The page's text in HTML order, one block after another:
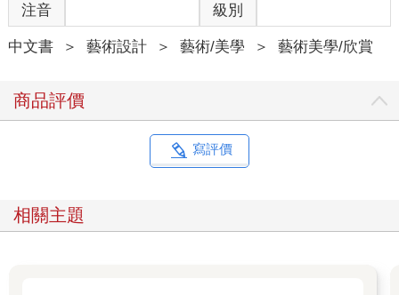
1990年代初期，蘇聯瓦解，拉脫維亞共和國獨立不久，有位名為
烏迪斯‧薩林斯（Uldis Zarins）的年輕人滿懷著理想與抱負，夢想
成為雕刻家。1994年，烏迪斯獲里加藝術專門學校錄取。他在專
天用黏土模仿製作古希臘頭像、半身像、全身像。模仿是很普遍
的觀念，經由仿製古代雕像，可幫助學生認識造形。經過短短半
有一天，烏迪斯想模仿著名雕刻家波留克列特斯（Polykleitos）
的亞馬遜女戰士的頭像，卻碰到一個問題：臉頰怎麼雕？臉頰顯
注音 級別
中文書 ＞ 藝術設計 ＞ 藝術/美學 ＞ 藝術美學/欣賞
商品評價
寫評價
相關主題